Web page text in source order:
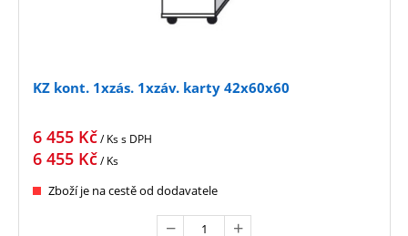
KZ kont. 1xzás. 1xzáv. karty 42x60x60
6 455 Kč/ Kss DPH
6 455 Kč/ Ks
Zboží je na cestě od dodavatele